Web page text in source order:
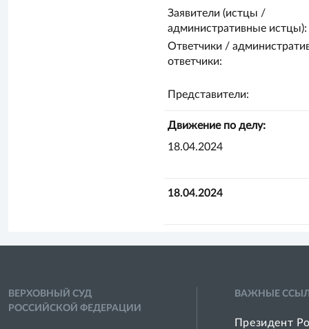
Заявители (истцы /
административные истцы):
Ответчики /
ответчики:
Представители:
Движение по делу:
18.04.2024
18.04.2024
ВЕРХОВНЫЙ СУД
РОССИЙСКОЙ ФЕДЕРАЦИИ
ВАЖНЫЕ
Президент